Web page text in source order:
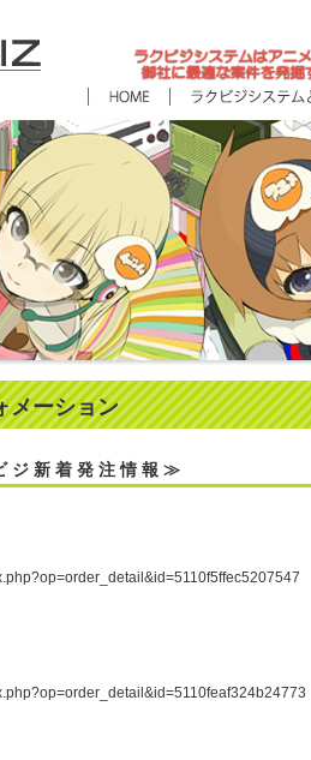
メーション
ジ 新 着 発 注 情 報 ≫